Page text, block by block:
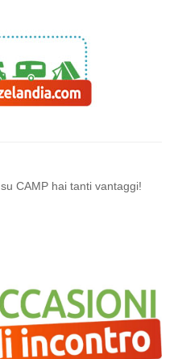
su CAMP hai tanti vantaggi!